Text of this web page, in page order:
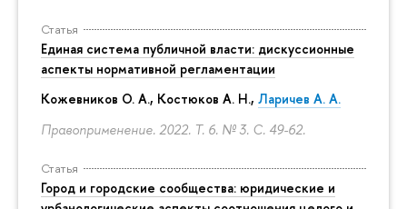
Статья
Единая система публичной власти: дискуссионные
аспекты нормативной регламентации
Кожевников О. А., Костюков А. Н., Ларичев А. А.
Правоприменение. 2022. Т. 6. № 3. С. 49-62.
Статья
Город и городские сообщества: юридические и